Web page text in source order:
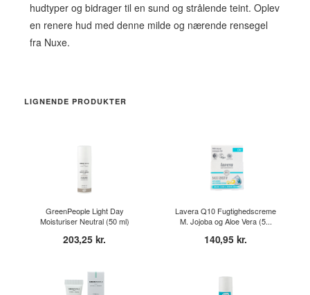
hudtyper og bidrager til en sund og strålende teint. Oplev
en renere hud med denne milde og nærende rensegel
fra Nuxe.
LIGNENDE PRODUKTER
GreenPeople Light Day
Moisturiser Neutral (50 ml)
203,25 kr.
Lavera Q10 Fugtighedscreme
M. Jojoba og Aloe Vera (5...
140,95 kr.